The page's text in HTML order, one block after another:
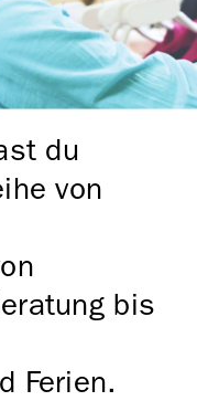
du
von
bis
Ferien.